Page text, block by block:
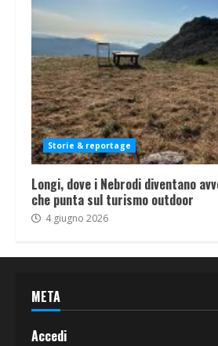
Storie & reportage
Longi, dove i Nebrodi diventano
che punta sul turismo outdoor
4 giugno 2026
META
Accedi